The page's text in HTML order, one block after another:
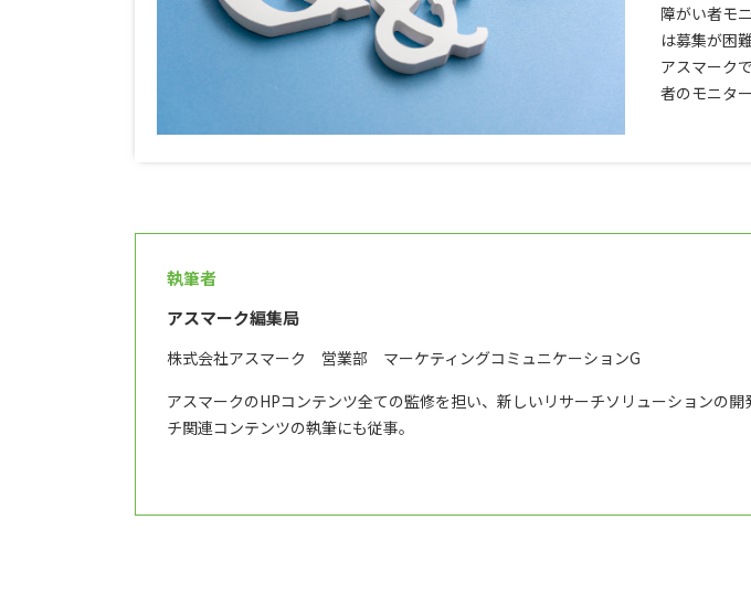
障がい者モ
は募集が困難
アスマーク
者のモニタ
執筆者
アスマーク編集局
株式会社アスマーク 営業部 マーケティングコミュニケーションG
アスマークのHPコンテンツ全ての監修を担い、新しいリサーチソリューションの
チ関連コンテンツの執筆にも従事。